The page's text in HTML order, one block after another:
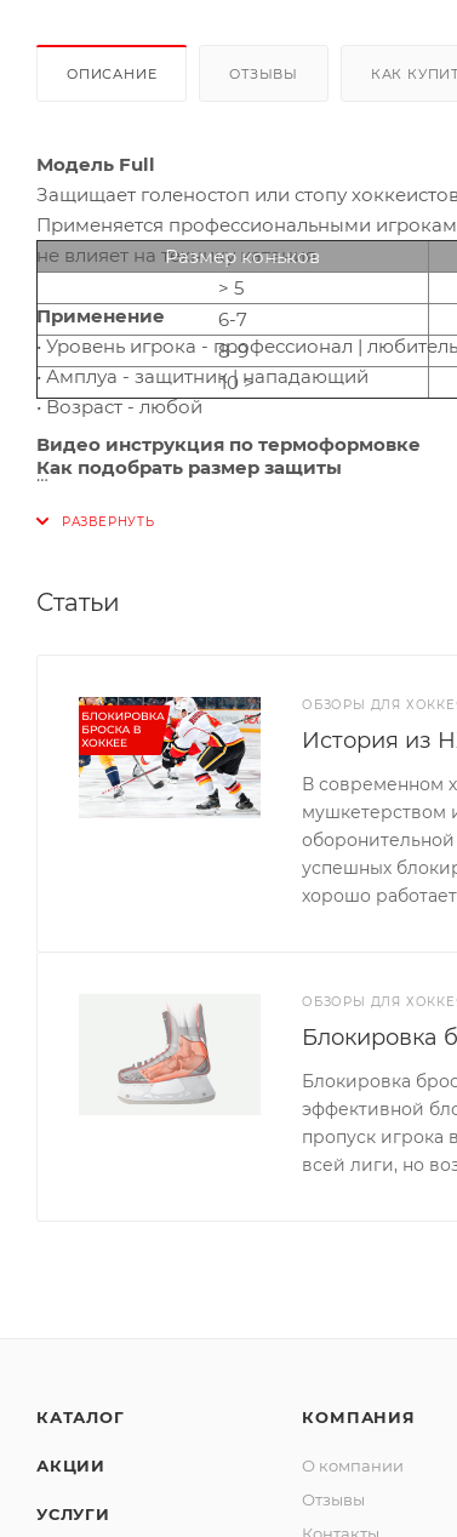
ОПИСАНИЕ ОТЗЫВЫ КАК
Модель Full
Защищает голеностоп или стопу
Применяется профессиональными
не влияет на технику катания.
Применение
• Уровень игрока - профессионал | любитель
• Амплуа - защитник | нападающий
• Возраст - любой
Как подобрать размер защиты
Размер коньков
> 5
6-7
8-9
10 >
Видео инструкция по термоформовке
Статьи
ОБЗОРЫ ДЛЯ
История из
В современном
мушкетерством
оборонительной
успешных
хорошо
ОБЗОРЫ ДЛЯ
Блокировка
Блокировка
эффективной
пропуск игрока
всей лиги, но
КАТАЛОГ
АКЦИИ
УСЛУГИ
КОМПАНИЯ
О компании
Отзывы